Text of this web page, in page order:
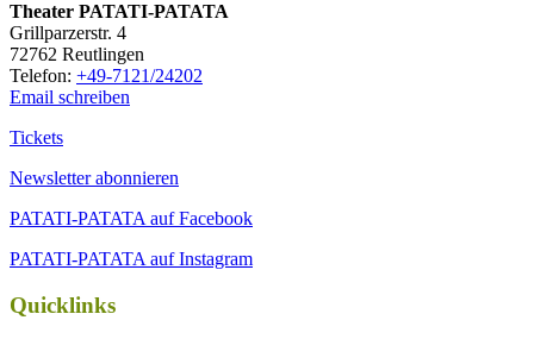
Thea­ter PATATI-PATATA
Grill­par­zer­str. 4
72762 Reutlingen
Tele­fon: +49-7121/24202
Email schreiben
Tickets
Newsletter abonnieren
PATATI-PATATA auf Facebook
PATATI-PATATA auf Instagram
Quicklinks